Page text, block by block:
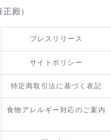
殿）
プレスリリース
サイトポリシー
特定商取引法に基づく表記
食物アレルギー対応のご案内